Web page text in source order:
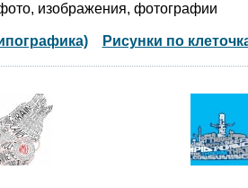
изображения, фотографии
Рисунки по